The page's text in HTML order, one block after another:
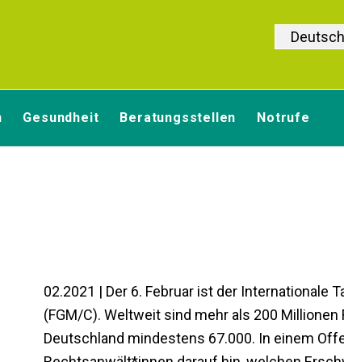
Deutsch
Gesundheit Beratungsstellen Notrufe
02.2021 | Der 6. Februar ist der Internationale
(FGM/C). Weltweit sind mehr als 200
Deutschland mindestens 67.000. In einem